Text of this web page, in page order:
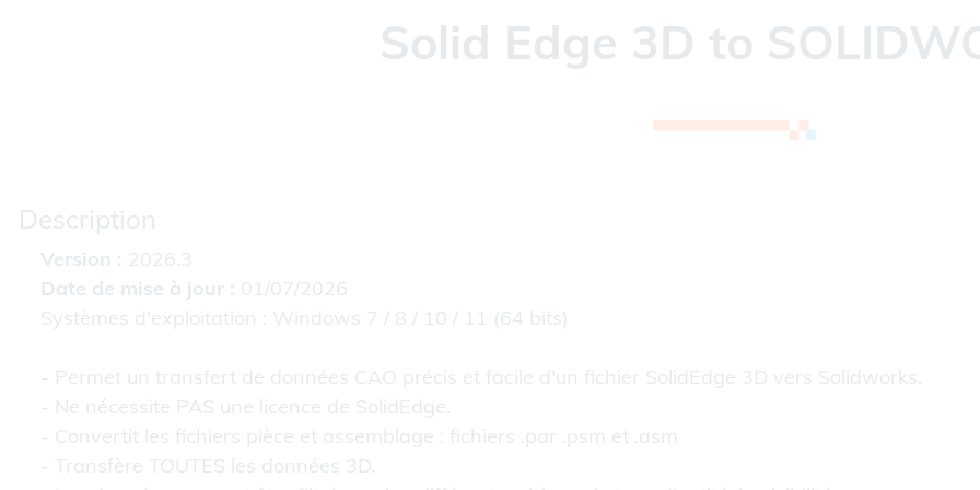
Solid Edge 3D to
Description
Version : 2026.3
Date de mise à jour : 01/07/2026
Systèmes d'exploitation : Windows 7 / 8 / 10 / 11 (64 bits)
- Permet un transfert de données CAO précis et facile d'un fichier SolidEdge 3D vers Solidworks.
- Ne nécessite PAS une licence de SolidEdge.
- Convertit les fichiers pièce et assemblage : fichiers .par .psm et .asm
- Transfère TOUTES les données 3D.